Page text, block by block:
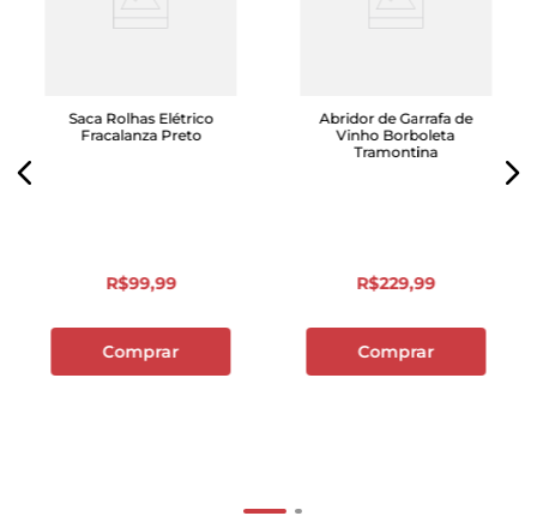
Saca Rolhas Elétrico
Fracalanza Preto
R$99,99
Comprar
Abridor de Garrafa de
Vinho Borboleta
Tramontina
R$229,99
Comprar